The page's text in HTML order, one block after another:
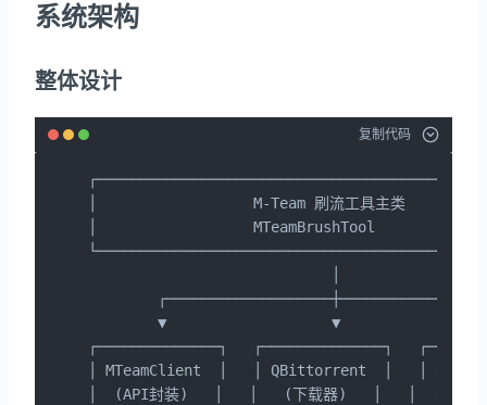
系统架构
整体设计
复制代码
│                  M-Team 刷流工具主类
│                  MTeamBrushTool
▼                   ▼
┌──────────────┐   ┌──────────────┐
│ MTeamClient  │   │ QBittorrent  │   │
│  (API封装)   │   │   (下载器)   │   │  (数据